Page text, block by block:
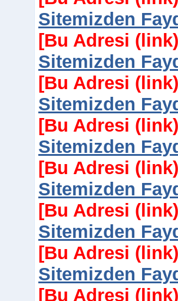
Sitemizden
[Bu Adresi
Sitemizden
[Bu Adresi
Sitemizden
[Bu Adresi
Sitemizden
[Bu Adresi
Sitemizden
[Bu Adresi
Sitemizden
[Bu Adresi
Sitemizden
[Bu Adresi